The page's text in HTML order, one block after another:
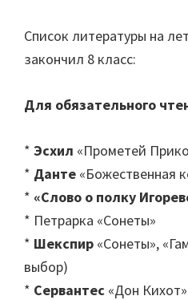
Список литературы на
закончил 8 класс:
Для обязательного
* Эсхил «Прометей
* Данте «Божественная
* «Слово о полку
* Петрарка «Сонеты»
* Шекспир «Сонеты»,
выбор)
* Сервантес «Дон Кихот»